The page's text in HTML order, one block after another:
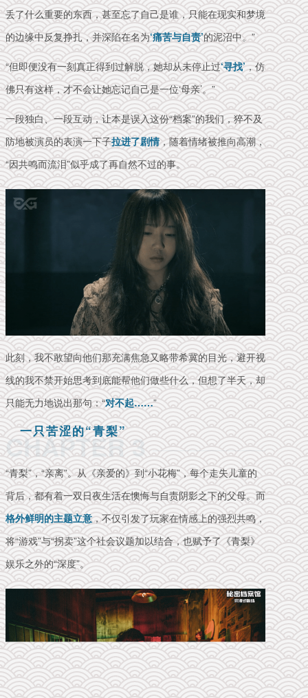
丢了什么重要的东西，甚至忘了自己是谁，只能在现实和梦境
的边缘中反复挣扎，并深陷在名为‘痛苦与自责’的泥沼中。”
“但即便没有一刻真正得到过解脱，她却从未停止过‘寻找’，仿
佛只有这样，才不会让她忘记自己是一位‘母亲’。”
一段独白、一段互动，让本是误入这份“档案”的我们，猝不及
防地被演员的表演一下子拉进了剧情，随着情绪被推向高潮，
“因共鸣而流泪”似乎成了再自然不过的事。
此刻，我不敢望向他们那充满焦急又略带希冀的目光，避开视
线的我不禁开始思考到底能帮他们做些什么，但想了半天，却
只能无力地说出那句：“对不起……”
一只苦涩的“青梨”
CHAPTER 3
“青梨”，“亲离”。从《亲爱的》到“小花梅”，每个走失儿童的
背后，都有着一双日夜生活在懊悔与自责阴影之下的父母。而
格外鲜明的主题立意，不仅引发了玩家在情感上的强烈共鸣，
将“游戏”与“拐卖”这个社会议题加以结合，也赋予了《青梨》
娱乐之外的“深度”。